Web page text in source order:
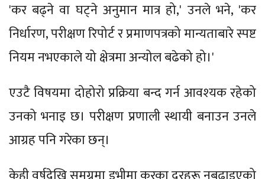
'कर बढ्ने वा घट्ने अनुमान मात्र हो,' उनले भने, 'कर
निर्धारण, परीक्षण रिपोर्ट र प्रमाणपत्रको मान्यताबारे स्पष्ट
नियम नभएकाले यो क्षेत्रमा अन्योल बढेको हो।'
एउटै विषयमा दोहोरो प्रक्रिया बन्द गर्न आवश्‍यक रहेको
उनको भनाइ छ। परीक्षण प्रणाली स्थायी बनाउन उनले
आग्रह पनि गरेका छन्।